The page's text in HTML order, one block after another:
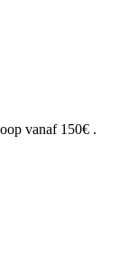
vanaf 150€ .